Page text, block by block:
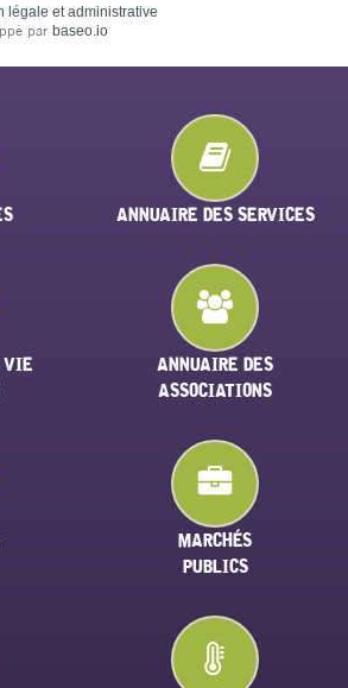
légale et administrative
par baseo.io
ANNUAIRE DES SERVICES
VIE
ANNUAIRE DES
ASSOCIATIONS
MARCHÉS
PUBLICS